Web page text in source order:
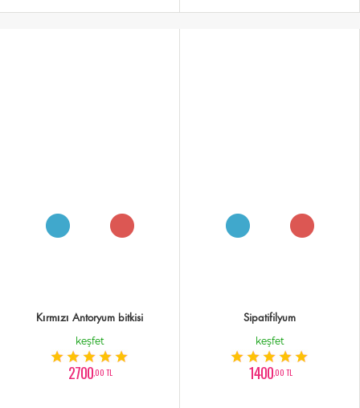
Kırmızı Antoryum bitkisi
keşfet
2700,00 TL
Sipatifilyum
keşfet
1400,00 TL